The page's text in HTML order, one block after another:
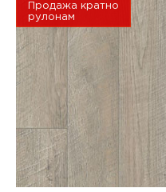
Продажа кратно
рулонам